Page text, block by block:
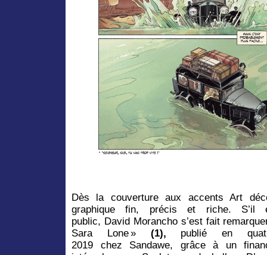
Dès la couverture aux accents Art
graphique fin, précis et riche. S’il
public, David Morancho s’est fait
Sara Lone » (1), publié en
2019 chez Sandawe, grâce à un